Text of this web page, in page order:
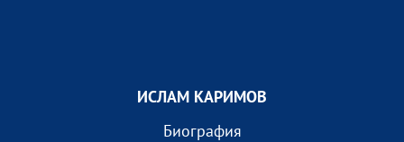
ИСЛАМ КАРИМОВ
Биография